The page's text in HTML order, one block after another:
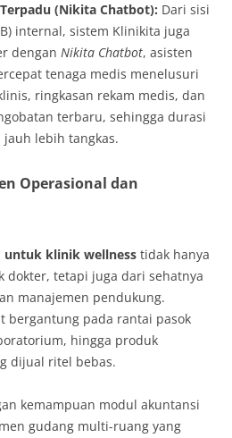
(Nikita Chatbot): Dari sisi
internal, sistem Klinikita juga
dengan Nikita Chatbot, asisten
tenaga medis menelusuri
ringkasan rekam medis, dan
terbaru, sehingga durasi
lebih tangkas.
Operasional dan
untuk klinik wellness tidak hanya
tetapi juga dari sehatnya
manajemen pendukung.
bergantung pada rantai pasok
hingga produk
dijual ritel bebas.
kemampuan modul akuntansi
gudang multi-ruang yang